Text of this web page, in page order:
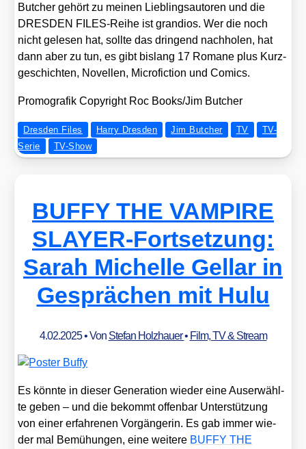
But­cher gehört zu mei­nen Lieb­lings­au­toren und die
DRESDEN FILES-Rei­he ist gran­di­os. Wer die noch
nicht gele­sen hat, soll­te das drin­gend nach­ho­len, hat
dann aber zu tun, es gibt bis­lang 17 Roma­ne plus Kurz­
ge­schich­ten, Novel­len, Micro­fic­tion und Comics.
Pro­mo­gra­fik Copy­right Roc Books/​Jim But­cher
Dresden Files Harry Dresden Jim Butcher TV
TV-
Serie
TV-Show
BUFFY THE VAMPIRE
SLAYER-Fortsetzung:
Sarah Michelle Gellar in
Gesprächen mit Hulu
4.02.2025• Von Stefan Holzhauer• Film, TV & Stream
Es könn­te in die­ser Gene­ra­ti­on wie­der eine Aus­er­wähl­
te geben – und die bekommt offen­bar Unter­stüt­zung
von einer erfah­re­nen Vor­gän­ge­rin. Es gab immer wie­
der mal Bemü­hun­gen, eine wei­te­re BUFFY THE